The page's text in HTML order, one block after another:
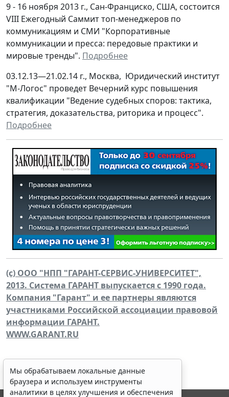
9 - 16 ноября 2013 г., Сан-Франциско, США, состоится
VIII Ежегодный Саммит топ-менеджеров по
коммуникациям и СМИ "Корпоративные
коммуникации и пресса: передовые практики и
мировые тренды". Подробнее
03.12.13—21.02.14 г., Москва, Юридический институт
"М-Логос" проведет Вечерний курс повышения
квалификации "Ведение судебных споров: тактика,
стратегия, доказательства, риторика и процесс".
Подробнее
(c) ООО "НПП "ГАРАНТ-СЕРВИС-УНИВЕРСИТЕТ",
2013. Система ГАРАНТ выпускается с 1990 года.
Компания "Гарант" и ее партнеры являются
участниками Российской ассоциации правовой
информации ГАРАНТ.
WWW.GARANT.RU
Мы обрабатываем локальные данные
браузера и используем инструменты
аналитики в целях улучшения и обеспечения